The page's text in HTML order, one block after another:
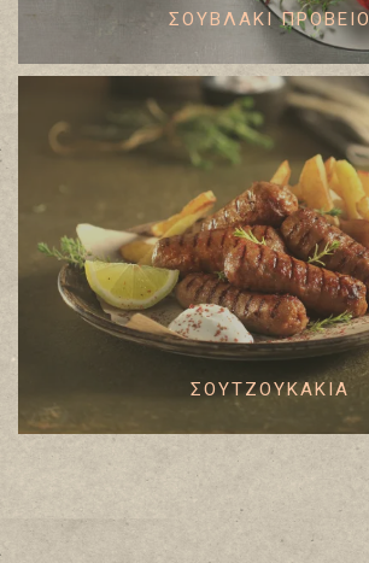
ΣΟΥΒΛΑΚΙ ΠΡΟΒΕΙΟ
ΣΟΥΤΖΟΥΚΆΚΙΑ